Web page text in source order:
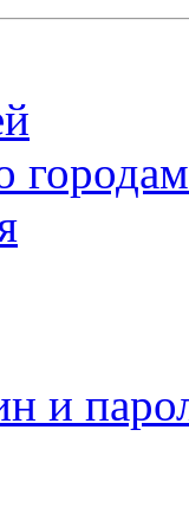
городам
и